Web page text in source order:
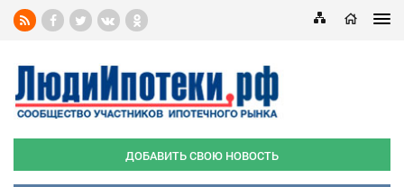
ДОБАВИТЬ СВОЮ НОВОСТЬ